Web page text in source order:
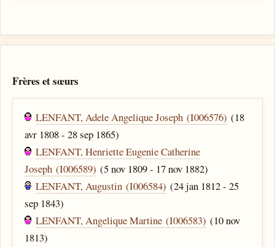
Frères et sœurs
LENFANT, Adele Angelique Joseph (I006576) (18
avr 1808 - 28 sep 1865)
LENFANT, Henriette Eugenie Catherine
Joseph (I006589) (5 nov 1809 - 17 nov 1882)
LENFANT, Augustin (I006584) (24 jan 1812 - 25
sep 1843)
LENFANT, Angelique Martine (I006583) (10 nov
1813)